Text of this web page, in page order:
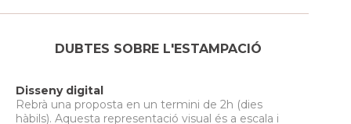
DUBTES SOBRE L'ESTAMPACIÓ
Disseny digital
Rebrà una proposta en un termini de 2h (dies
hàbils). Aquesta representació visual és a escala i